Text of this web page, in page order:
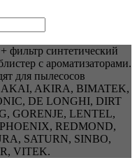
фильтр синтетический
с ароматизаторами.
для пылесосов
AKAI, AKIRA, BIMATEK,
DE LONGHI, DIRT
GORENJE, LENTEL,
REDMOND,
SATURN, SINBO,
VITEK.